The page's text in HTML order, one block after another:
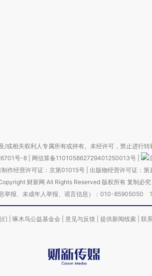
或相关权利人专属所有或持有。未经许可，禁止进行转
号-8 网信算备110105862729401250013号
制作经营许可证：京第01015号| 出版物经营许可证：
财新网 All Rights Reserved 版权所有 复制必究
举报、未成年人举报、谣言信息）：010-85905050
们 啄木鸟公益基金会 意见与反馈 提供新闻线索 联